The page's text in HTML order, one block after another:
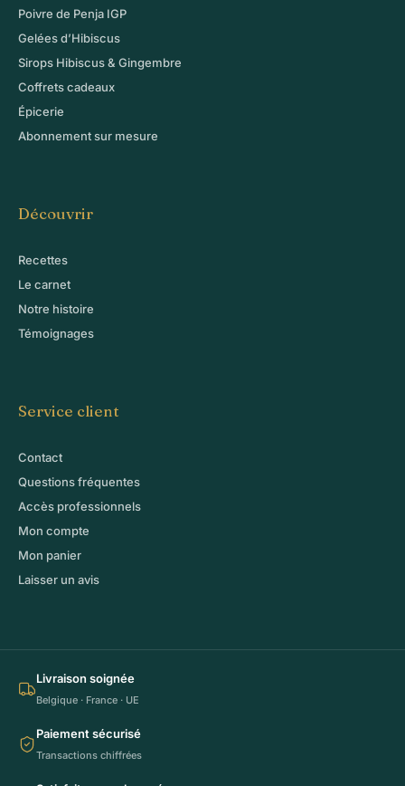
Poivre de Penja IGP
Gelées d’Hibiscus
Sirops Hibiscus & Gingembre
Coffrets cadeaux
Épicerie
Abonnement sur mesure
Découvrir
Recettes
Le carnet
Notre histoire
Témoignages
Service client
Contact
Questions fréquentes
Accès professionnels
Mon compte
Mon panier
Laisser un avis
Livraison soignée
Belgique · France · UE
Paiement sécurisé
Transactions chiffrées